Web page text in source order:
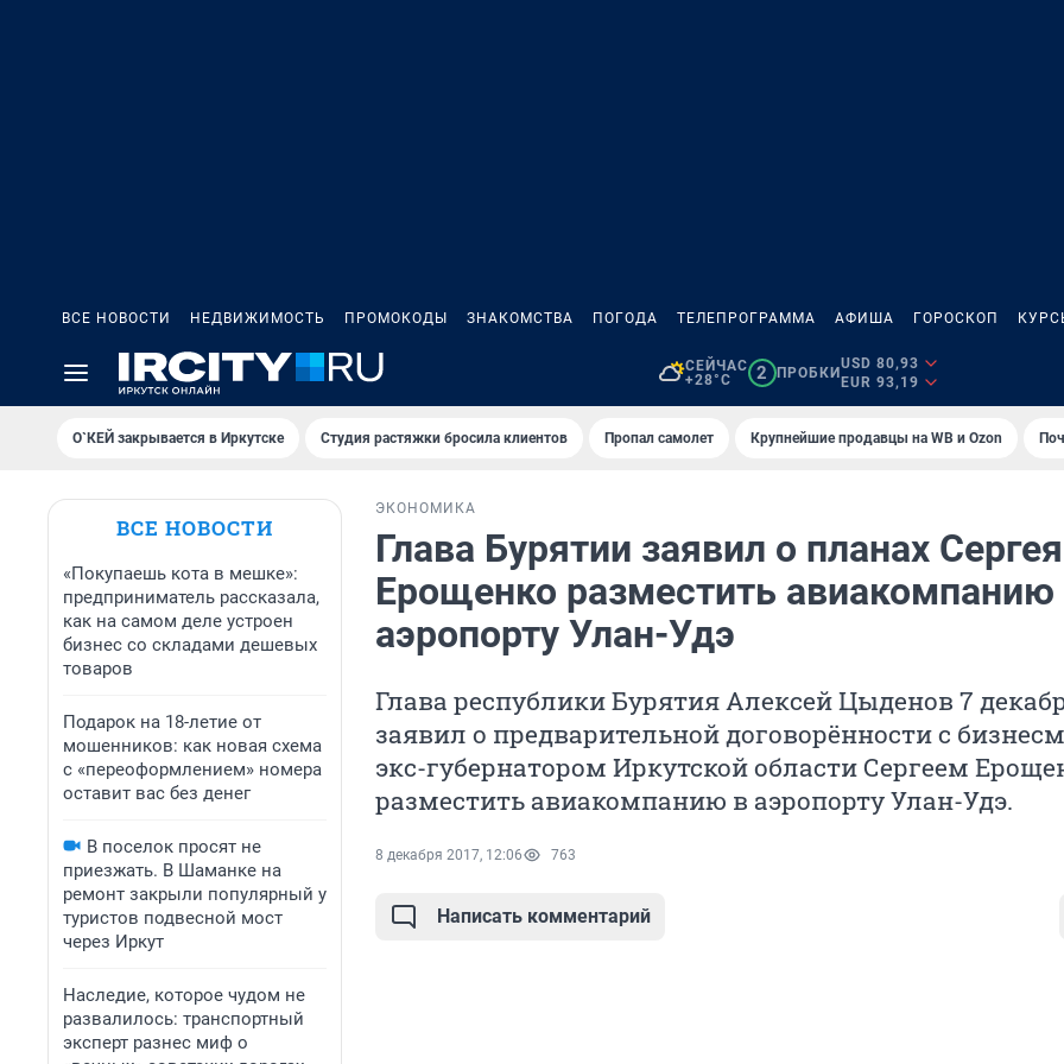
ВСЕ НОВОСТИ НЕДВИЖИМОСТЬ ПРОМОКОДЫ ЗНАКОМСТВА ПОГОДА ТЕЛЕПРОГРАММА АФИША ГОРОСКОП
СЕЙЧАС
+28°C
2 ПРОБКИ
USD 80,93
EUR 93,19
О`КЕЙ закрывается в Иркутске Студия растяжки бросила клиентов Пропал самолет Крупнейшие продавцы на WB и Ozon
ВСЕ НОВОСТИ
«Покупаешь кота в мешке»:
предприниматель рассказала,
как на самом деле устроен
бизнес со складами дешевых
товаров
Подарок на 18-летие от
мошенников: как новая схема
с «переоформлением» номера
оставит вас без денег
В поселок просят не
приезжать. В Шаманке на
ремонт закрыли популярный у
туристов подвесной мост
через Иркут
Наследие, которое чудом не
развалилось: транспортный
эксперт разнес миф о
ЭКОНОМИКА
Глава Бурятии заявил о планах Сергея
Ерощенко разместить авиакомпанию
аэропорту Улан-Удэ
Глава республики Бурятия Алексей Цыденов 7
заявил о предварительной договорённости с
экс-губернатором Иркутской области Сергеем
разместить авиакомпанию в аэропорту Улан-Удэ.
8 декабря 2017, 12:06 763
Написать комментарий